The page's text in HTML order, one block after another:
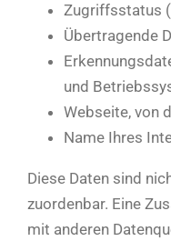
Zugriffsstatus
Übertragende
und
Webseite, von
Name Ihres
Diese Daten sind
zuordenbar. Eine
mit anderen